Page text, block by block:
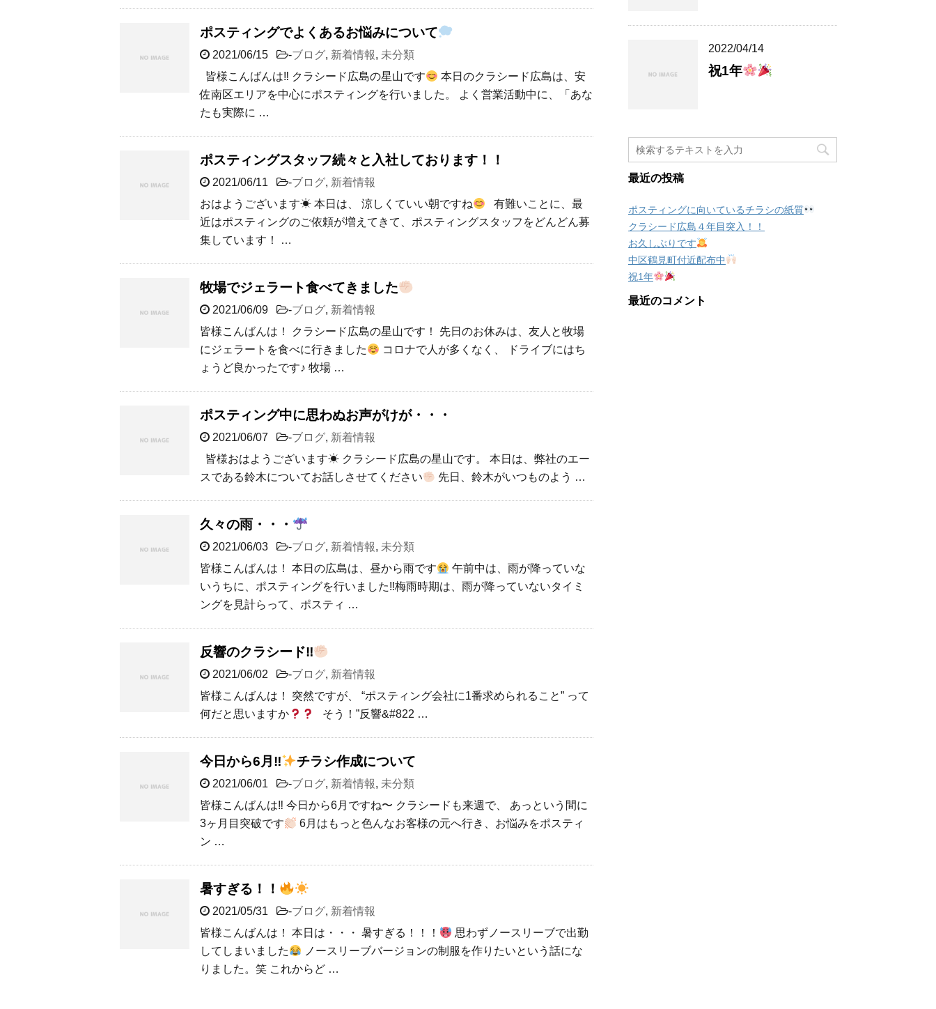
ポスティングでよくあるお悩みについて
2021/06/15 -ブログ, 新着情報, 未分類
皆様こんばんは‼︎ クラシード広島の星山です
本日のクラシード広島は、安
佐南区エリアを中心にポスティングを行いました。 よく営業活動中に、「あな
たも実際に …
ポスティングスタッフ続々と入社しております！！
2021/06/11 -ブログ, 新着情報
おはようございます☀ 本日は、 涼しくていい朝ですね
有難いことに、最
近はポスティングのご依頼が増えてきて、ポスティングスタッフをどんどん募
集しています！ …
牧場でジェラート食べてきました
2021/06/09 -ブログ, 新着情報
皆様こんばんは！ クラシード広島の星山です！ 先日のお休みは、友人と牧場
にジェラートを食べに行きました
コロナで人が多くなく、 ドライブにはち
ょうど良かったです♪ 牧場 …
ポスティング中に思わぬお声がけが・・・
2021/06/07 -ブログ, 新着情報
皆様おはようございます☀ クラシード広島の星山です。 本日は、弊社のエー
スである鈴木についてお話しさせてください
先日、鈴木がいつものよう …
久々の雨・・・
2021/06/03 -ブログ, 新着情報, 未分類
皆様こんばんは！ 本日の広島は、昼から雨です
午前中は、雨が降っていな
いうちに、ポスティングを行いました‼︎梅雨時期は、雨が降っていないタイミ
ングを見計らって、ポスティ …
反響のクラシード‼︎
2021/06/02 -ブログ, 新着情報
皆様こんばんは！ 突然ですが、 “ポスティング会社に1番求められること” って
何だと思いますか
そう！”反響&#822 …
今日から6月‼︎ チラシ作成について
2021/06/01 -ブログ, 新着情報, 未分類
皆様こんばんは‼︎ 今日から6月ですね〜 クラシードも来週で、 あっという間に
3ヶ月目突破です
6月はもっと色んなお客様の元へ行き、お悩みをポスティ
ン …
暑すぎる！！
2021/05/31 -ブログ, 新着情報
皆様こんばんは！ 本日は・・・ 暑すぎる！！！
思わずノースリーブで出勤
してしまいました
ノースリーブバージョンの制服を作りたいという話にな
りました。笑 これからど …
2022/04/14
祝1年
最近の投稿
ポスティングに向いているチラシの紙質
クラシード広島４年目突入！！
お久しぶりです
中区鶴見町付近配布中
祝1年
最近のコメント